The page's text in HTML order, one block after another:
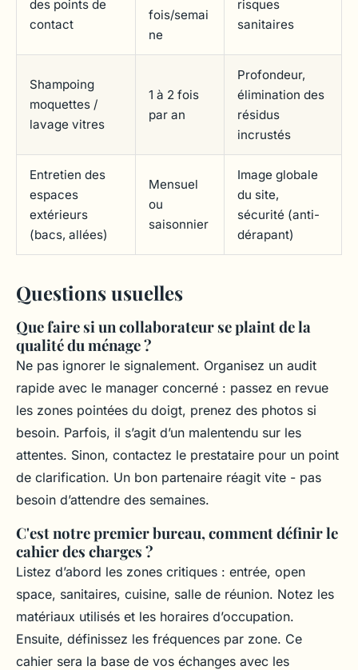
des points de
contact
fois/semai
ne
risques
sanitaires
Shampoing
moquettes /
lavage vitres
1 à 2 fois
par an
Profondeur,
élimination des
résidus
incrustés
Entretien des
espaces
extérieurs
(bacs, allées)
Mensuel
ou
saisonnier
Image globale
du site,
sécurité (anti-
dérapant)
Questions usuelles
Que faire si un collaborateur se plaint de la
qualité du ménage ?
Ne pas ignorer le signalement. Organisez un audit
rapide avec le manager concerné : passez en revue
les zones pointées du doigt, prenez des photos si
besoin. Parfois, il s’agit d’un malentendu sur les
attentes. Sinon, contactez le prestataire pour un point
de clarification. Un bon partenaire réagit vite - pas
besoin d’attendre des semaines.
C'est notre premier bureau, comment définir le
cahier des charges ?
Listez d’abord les zones critiques : entrée, open
space, sanitaires, cuisine, salle de réunion. Notez les
matériaux utilisés et les horaires d’occupation.
Ensuite, définissez les fréquences par zone. Ce
cahier sera la base de vos échanges avec les